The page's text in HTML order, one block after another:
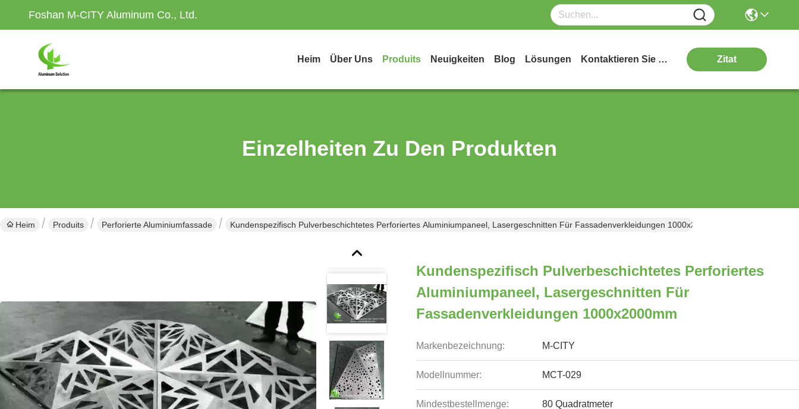
Foshan M-CITY Aluminum Co., Ltd.
Heim Über Uns Produits Neuigkeiten Blog Lösungen Kontaktieren Sie Uns Zitat
Einzelheiten Zu Den Produkten
Heim Produits Perforierte Aluminiumfassade Kundenspezifisch Pulverbeschichtetes Perforiertes Aluminiumpaneel, Lasergeschnitten Für Fassadenverkleidungen 1000x2000mm
Kundenspezifisch Pulverbeschichtetes Perforiertes
Aluminiumpaneel, Lasergeschnitten Für
Fassadenverkleidungen 1000x2000mm
Markenbezeichnung: M-CITY
Modellnummer: MCT-029
Mindestbestellmenge: 80 Quadratmeter